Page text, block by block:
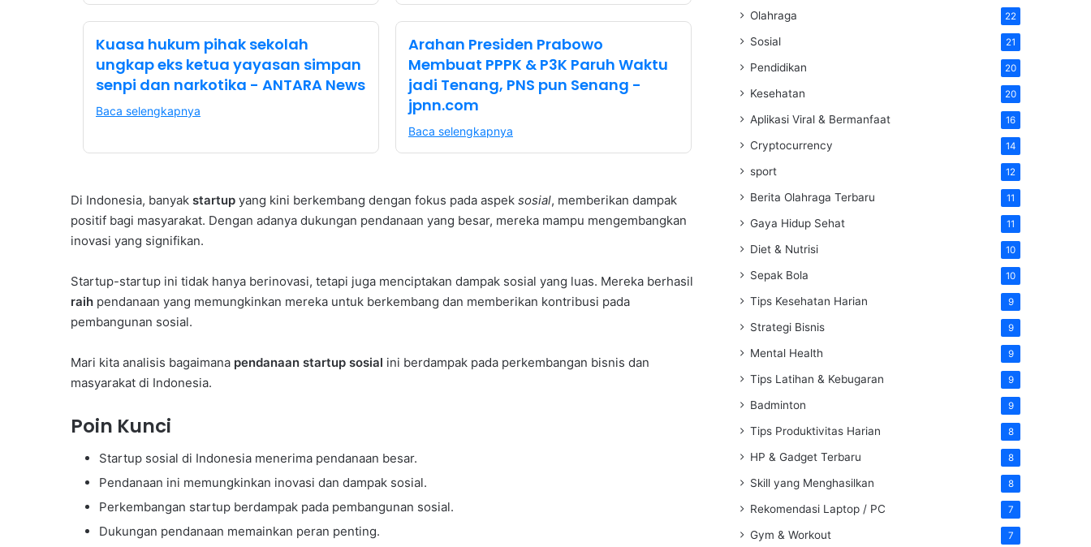
Kuasa hukum pihak sekolah
ungkap eks ketua yayasan simpan
senpi dan narkotika - ANTARA News
Baca selengkapnya
Arahan Presiden Prabowo
Membuat PPPK & P3K Paruh Waktu
jadi Tenang, PNS pun Senang -
jpnn.com
Baca selengkapnya
Di Indonesia, banyak startup yang kini berkembang dengan fokus pada aspek sosial, memberikan dampak
positif bagi masyarakat. Dengan adanya dukungan pendanaan yang besar, mereka mampu mengembangkan
inovasi yang signifikan.
Startup-startup ini tidak hanya berinovasi, tetapi juga menciptakan dampak sosial yang luas. Mereka berhasil
raih pendanaan yang memungkinkan mereka untuk berkembang dan memberikan kontribusi pada
pembangunan sosial.
Mari kita analisis bagaimana pendanaan startup sosial ini berdampak pada perkembangan bisnis dan
masyarakat di Indonesia.
Poin Kunci
Startup sosial di Indonesia menerima pendanaan besar.
Pendanaan ini memungkinkan inovasi dan dampak sosial.
Perkembangan startup berdampak pada pembangunan sosial.
Dukungan pendanaan memainkan peran penting.
Olahraga 22
Sosial 21
Pendidikan 20
Kesehatan 20
Aplikasi Viral & Bermanfaat 16
Cryptocurrency 14
sport 12
Berita Olahraga Terbaru 11
Gaya Hidup Sehat 11
Diet & Nutrisi 10
Sepak Bola 10
Tips Kesehatan Harian 9
Strategi Bisnis 9
Mental Health 9
Tips Latihan & Kebugaran 9
Badminton 9
Tips Produktivitas Harian 8
HP & Gadget Terbaru 8
Skill yang Menghasilkan 8
Rekomendasi Laptop / PC 7
Gym & Workout 7